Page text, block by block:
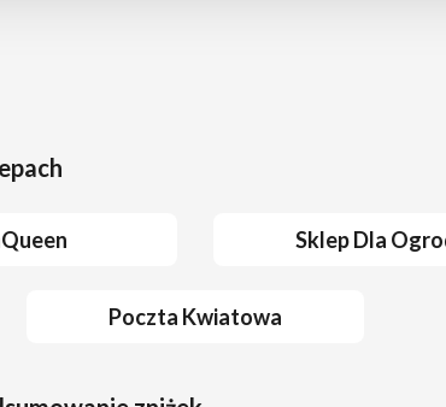
Sklep Dla
Poczta Kwiatowa